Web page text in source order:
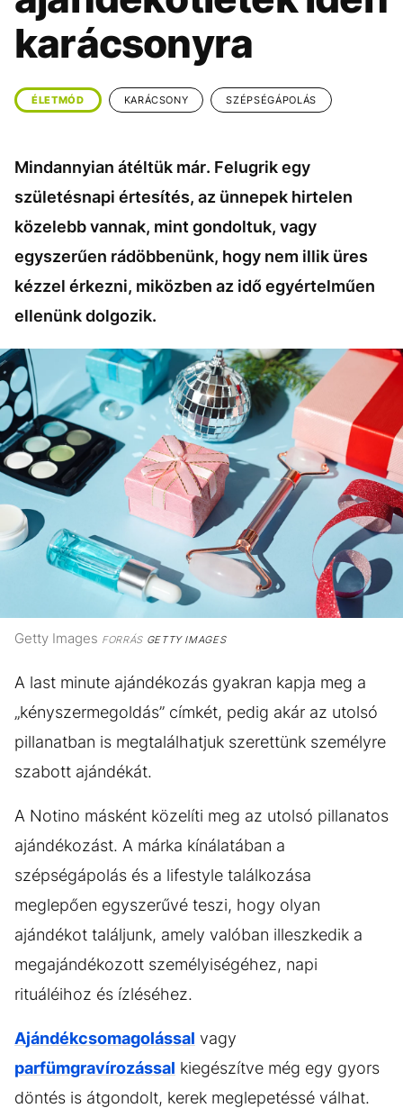
KÖZÉLET UTAZÁS
ÉLETMÓD DESIGN
VIDEÓ TÖRTÉNETEK
karácsonyra
ÉLETMÓD KARÁCSONY SZÉPSÉGÁPOLÁS
Mindannyian átéltük már. Felugrik egy
születésnapi értesítés, az ünnepek hirtelen
közelebb vannak, mint gondoltuk, vagy
egyszerűen rádöbbenünk, hogy nem illik üres
kézzel érkezni, miközben az idő egyértelműen
ellenünk dolgozik.
Getty Images FORRÁSGETTY IMAGES
A last minute ajándékozás gyakran kapja meg a
„kényszermegoldás” címkét, pedig akár az utolsó
pillanatban is megtalálhatjuk szerettünk személyre
szabott ajándékát.
A Notino másként közelíti meg az utolsó pillanatos
ajándékozást. A márka kínálatában a
szépségápolás és a lifestyle találkozása
meglepően egyszerűvé teszi, hogy olyan
ajándékot találjunk, amely valóban illeszkedik a
megajándékozott személyiségéhez, napi
rituáléihoz és ízléséhez.
Ajándékcsomagolással vagy
parfümgravírozással kiegészítve még egy gyors
döntés is átgondolt, kerek meglepetéssé válhat.